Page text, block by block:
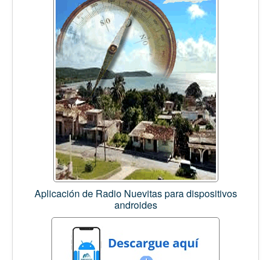
Aplicación de Radio Nuevitas para dispositivos
androides